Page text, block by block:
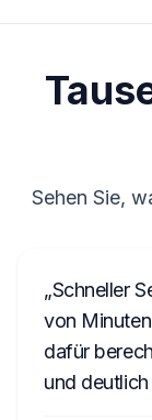
Sehen Sie,
Schneller
von
dafür
und